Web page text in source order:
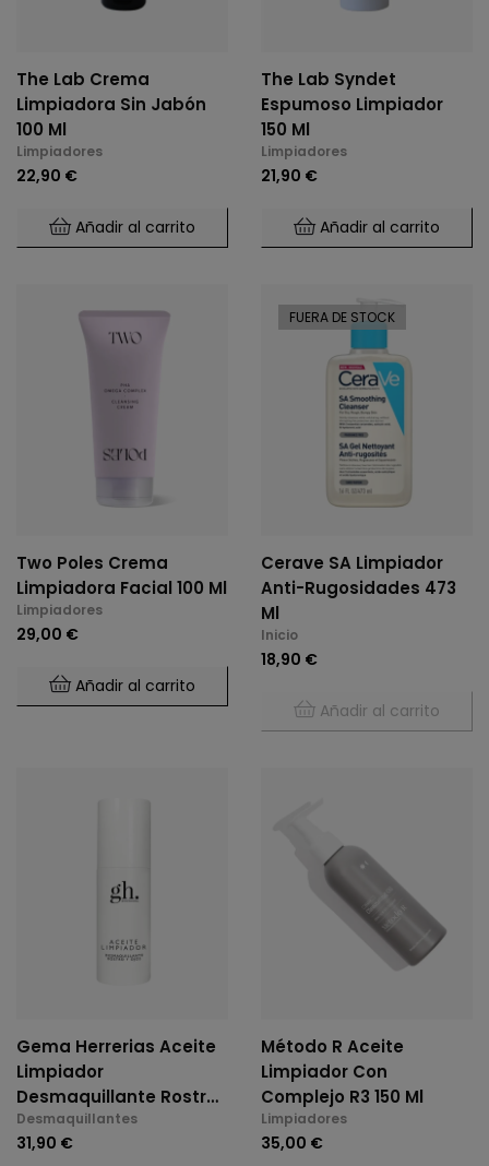
The Lab Crema
Limpiadora Sin Jabón
100 Ml
Limpiadores
22,90 €
Añadir al carrito
The Lab Syndet
Espumoso Limpiador
150 Ml
Limpiadores
21,90 €
Añadir al carrito
Two Poles Crema
Limpiadora Facial 100 Ml
Limpiadores
29,00 €
Añadir al carrito
FUERA DE STOCK
Cerave SA Limpiador
Anti-Rugosidades 473
Ml
Inicio
18,90 €
Añadir al carrito
Gema Herrerias Aceite
Limpiador
Desmaquillante Rostro
Y Ojos 150ml
Desmaquillantes
31,90 €
Método R Aceite
Limpiador Con
Complejo R3 150 Ml
Limpiadores
35,00 €